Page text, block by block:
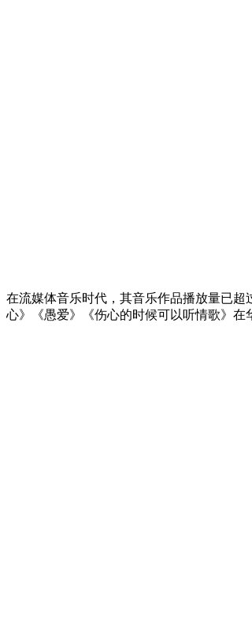
在流媒体音乐时代，其音乐作品播放量已超
心》《愚爱》《伤心的时候可以听情歌》